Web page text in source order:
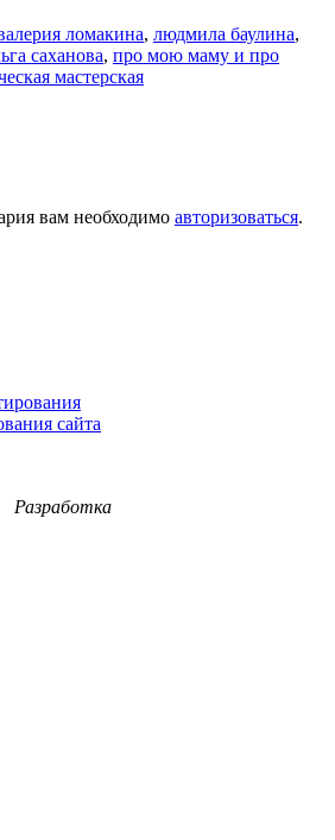
ломакина, людмила баулина,
саханова, про мою маму и про
мастерская
вам необходимо авторизоваться.
сайта
Разработка